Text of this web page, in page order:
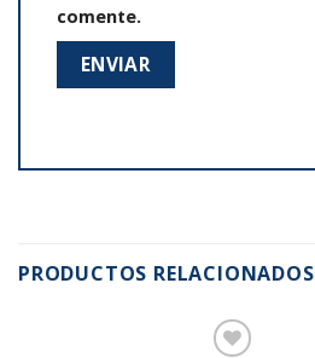
comente.
PRODUCTOS RELACIONADOS